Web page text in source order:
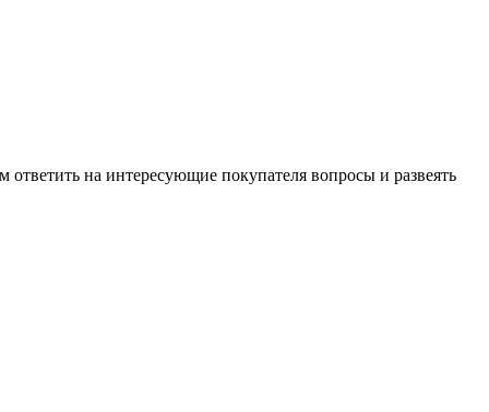
на интересующие покупателя вопросы и развеять